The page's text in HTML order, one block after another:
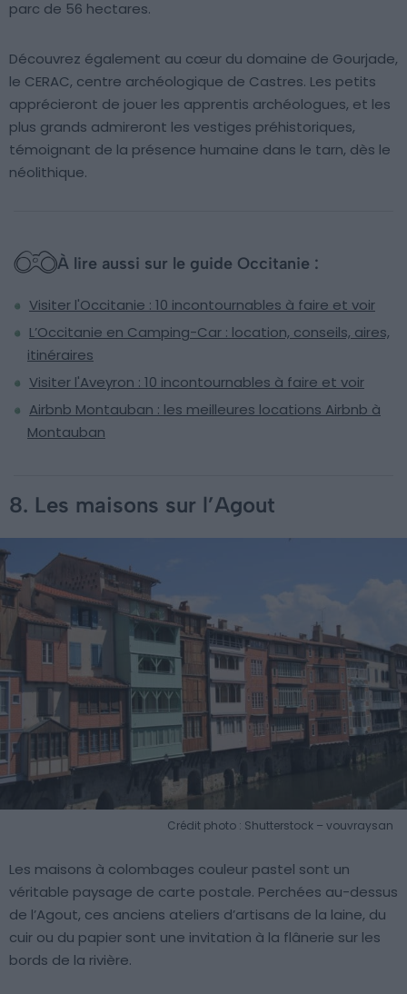
parc de 56 hectares.
Découvrez également au cœur du domaine de Gourjade,
le CERAC, centre archéologique de Castres. Les petits
apprécieront de jouer les apprentis archéologues, et les
plus grands admireront les vestiges préhistoriques,
témoignant de la présence humaine dans le tarn, dès le
néolithique.
À lire aussi sur le guide Occitanie :
Visiter l'Occitanie : 10 incontournables à faire et voir
L’Occitanie en Camping-Car : location, conseils, aires,
itinéraires
Visiter l'Aveyron : 10 incontournables à faire et voir
Airbnb Montauban : les meilleures locations Airbnb à
Montauban
8. Les maisons sur l’Agout
Crédit photo : Shutterstock – vouvraysan
Les maisons à colombages couleur pastel sont un
véritable paysage de carte postale. Perchées au-dessus
de l’Agout, ces anciens ateliers d’artisans de la laine, du
cuir ou du papier sont une invitation à la flânerie sur les
bords de la rivière.